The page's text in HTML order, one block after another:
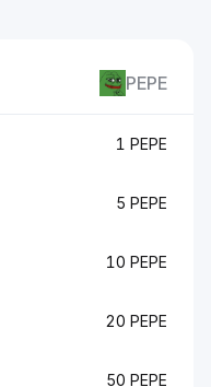
PEPE
1 PEPE
5 PEPE
10 PEPE
20 PEPE
50 PEPE